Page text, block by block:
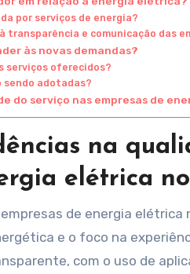
por serviços de energia?
transparência e comunicação das
às novas demandas?
serviços oferecidos?
sendo adotadas?
do serviço nas empresas de
na
elétrica
e o foco na
com o uso de